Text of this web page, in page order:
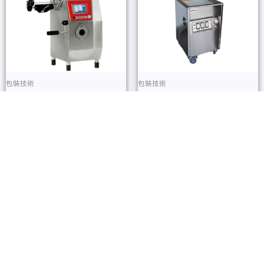
包裝技術 包裝技術